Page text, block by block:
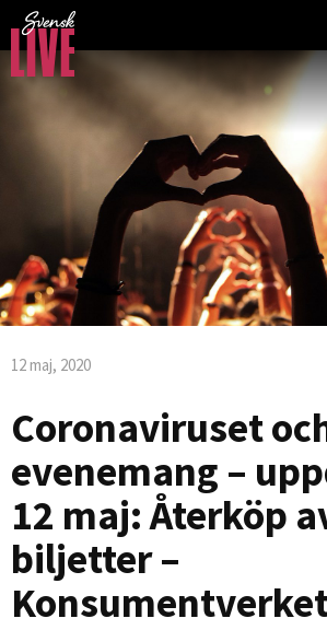
12 maj, 2020
Coronaviruset
evenemang –
12 maj: Återköp
biljetter –